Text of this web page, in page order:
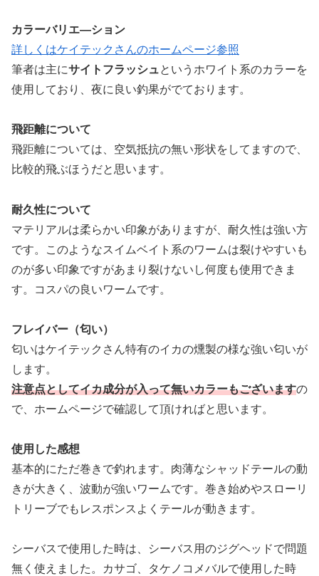
カラーバリエ―ション
詳しくはケイテックさんのホームページ参照
筆者は主にサイトフラッシュというホワイト系のカラーを
使用しており、夜に良い釣果がでております。
飛距離について
飛距離については、空気抵抗の無い形状をしてますので、
比較的飛ぶほうだと思います。
耐久性について
マテリアルは柔らかい印象がありますが、耐久性は強い方
です。このようなスイムベイト系のワームは裂けやすいも
のが多い印象ですがあまり裂けないし何度も使用できま
す。コスパの良いワームです。
フレイバー（匂い）
匂いはケイテックさん特有のイカの燻製の様な強い匂いが
します。
注意点としてイカ成分が入って無いカラーもございますの
で、ホームページで確認して頂ければと思います。
使用した感想
基本的にただ巻きで釣れます。肉薄なシャッドテールの動
きが大きく、波動が強いワームです。巻き始めやスローリ
トリーブでもレスポンスよくテールが動きます。
シーバスで使用した時は、シーバス用のジグヘッドで問題
無く使えました。カサゴ、タケノコメバルで使用した時